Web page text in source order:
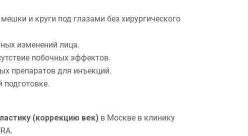
и круги под глазами без хирургического
изменений лица.
побочных эффектов.
препаратов для инъекций.
подготовке.
(коррекцию век) в Москве в клинику